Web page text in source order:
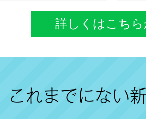
詳しくはこちら
これまでにない